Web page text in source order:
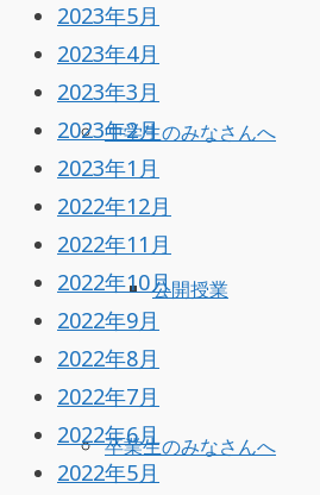
中学生のみなさんへ
公開授業
卒業生のみなさんへ
2023年5月
2023年4月
2023年3月
2023年2月
2023年1月
2022年12月
2022年11月
2022年10月
2022年9月
2022年8月
2022年7月
2022年6月
2022年5月